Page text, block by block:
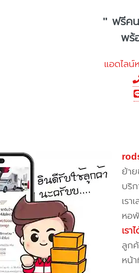
" ฟรีค
พร้
แอดไลน์
ย้า
บริ
เร
หอ
เรา
ลูก
หน้า